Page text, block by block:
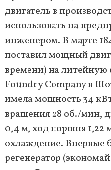
двигатель в
использовать на
инженером. В марте
поставил мощный
времени) на литейную
Foundry Company в
имела мощность 34
вращения 28 об./мин,
0,4 м, ход поршня 1,22
охлаждение. Впервые
регенератор